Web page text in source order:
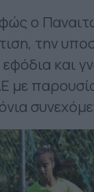
ο
την
και
με